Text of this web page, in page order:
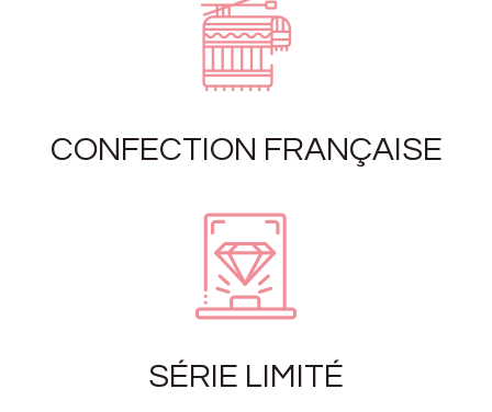
CONFECTION FRANÇAISE
SÉRIE LIMITÉ